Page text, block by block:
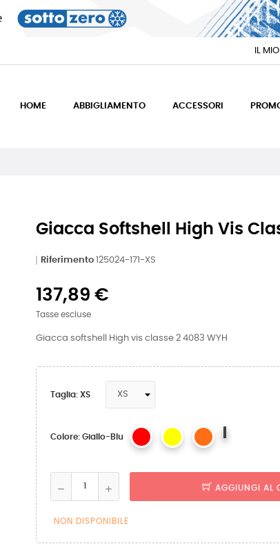
IL
HOME ABBIGLIAMENTO ACCESSORI
Giacca Softshell High Vis
Riferimento 125024-171-XS
137,89 €
Tasse escluse
Giacca softshell High vis classe 2 4083 WYH
Taglia: XS
Colore: Giallo-Blu
AGGIUNGI AL
NON DISPONIBILE